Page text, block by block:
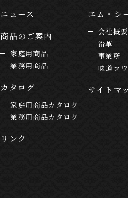
ニュース
商品のご案内
家庭用商品
業務用商品
カタログ
家庭用商品カタログ
業務用商品カタログ
リンク
エム・シ
会社概要
沿革
事業所
味道ラ
サイトマ